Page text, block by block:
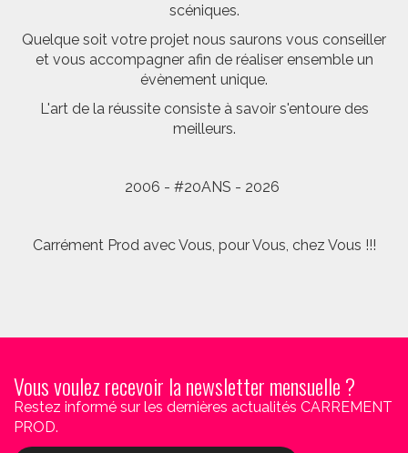
scéniques.
Quelque soit votre projet nous saurons vous conseiller
et vous accompagner afin de réaliser ensemble un
évènement unique.
L'art de la réussite consiste à savoir s'entoure des
meilleurs.
2006 - #20ANS - 2026
Carrément Prod avec Vous, pour Vous, chez Vous !!!
Vous voulez recevoir la newsletter mensuelle ?
Restez informé sur les dernières actualités CARREMENT
PROD.